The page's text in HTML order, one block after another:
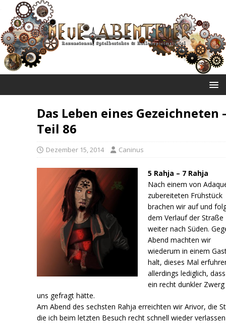
Das Leben eines Gezeichneten
Teil 86
Dezember 15, 2014 Caninus
5 Rahja – 7 Rahja
Nach einem von
zubereiteten Frühstück
brachen wir auf und
dem Verlauf der Straße
weiter nach Süden.
Abend machten wir
wiederum in einem
halt, dieses Mal
allerdings lediglich,
ein recht dunkler
uns gefragt hätte.
Am Abend des sechsten Rahja erreichten wir Arivor, die
die ich beim letzten Besuch recht schnell wieder verlassen